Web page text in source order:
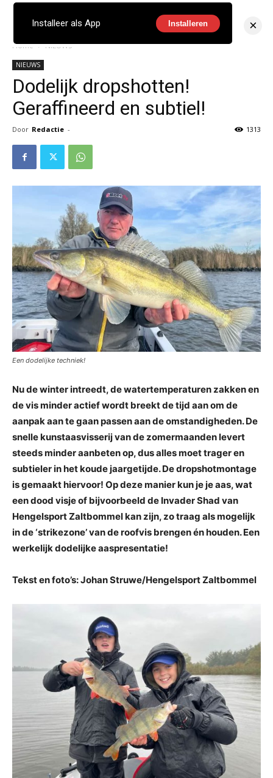
Home NIEUWS
NIEUWS
Dodelijk dropshotten!
Geraffineerd en subtiel!
Door Redactie - 1313
Een dodelijke techniek!
Nu de winter intreedt, de watertemperaturen zakken en
de vis minder actief wordt breekt de tijd aan om de
aanpak aan te gaan passen aan de omstandigheden. De
snelle kunstaasvisserij van de zomermaanden levert
steeds minder aanbeten op, dus alles moet trager en
subtieler in het koude jaargetijde. De dropshotmontage
is gemaakt hiervoor! Op deze manier kun je je aas, wat
een dood visje of bijvoorbeeld de Invader Shad van
Hengelsport Zaltbommel kan zijn, zo traag als mogelijk
in de ‘strikezone’ van de roofvis brengen én houden. Een
werkelijk dodelijke aaspresentatie!
Tekst en foto’s: Johan Struwe/Hengelsport Zaltbommel
Installeer als App Installeren ×